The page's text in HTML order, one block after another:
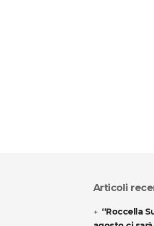
Articoli
“Roccella